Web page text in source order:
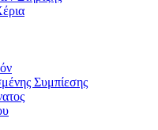
Συμπίεσης